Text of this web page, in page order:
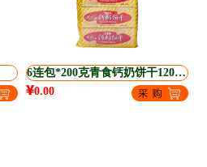
6连包*200克青食钙奶饼干1200g 大礼包
0.00